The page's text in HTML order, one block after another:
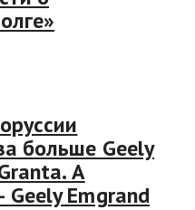
больше Geely
А
Emgrand